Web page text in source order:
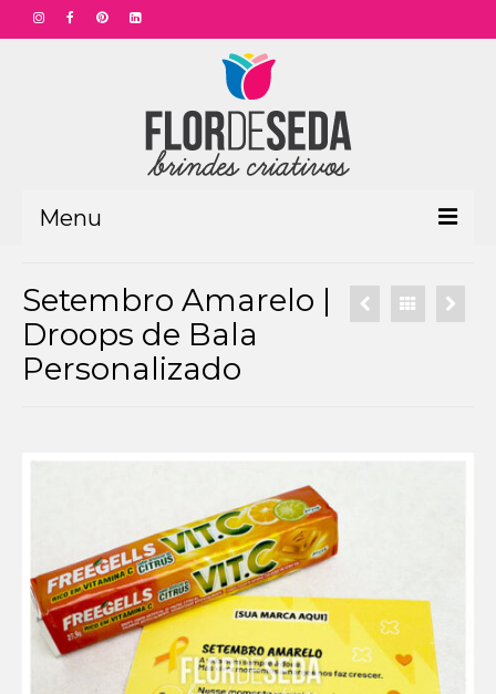
Menu
Aniversário Funcionário
Setembro Amarelo
Outubro Rosa
Novembro Azul
Outras campanhas de prevenção
Setembro Amarelo |
Droops de Bala
Personalizado